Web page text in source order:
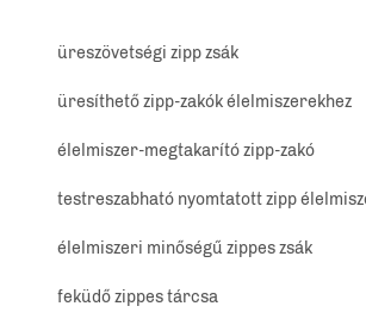
üreszövetségi zipp zsák
üresíthető zipp-zakók élelmiszerekhez
élelmiszer-megtakarító zipp-zakó
testreszabható nyomtatott zipp
élelmiszeri minőségű zippes zsák
feküdő zippes tárcsa